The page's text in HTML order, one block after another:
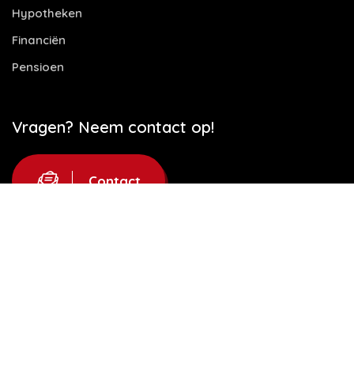
Hypotheken
Financiën
Pensioen
Vragen? Neem contact op!
Contact